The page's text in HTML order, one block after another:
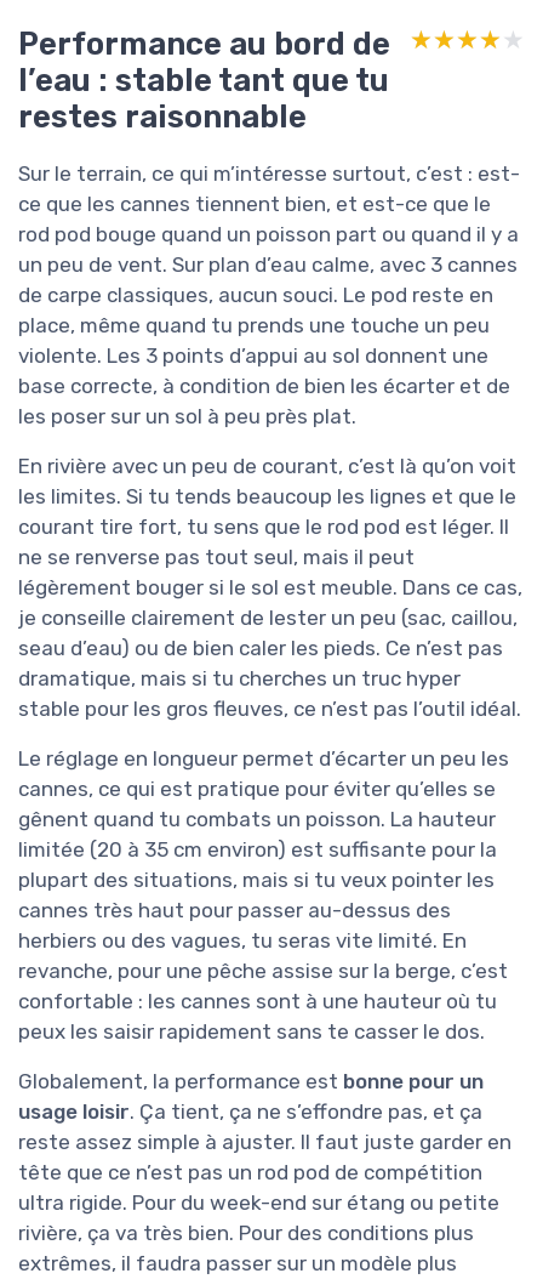
Performance au bord de
l’eau : stable tant que tu
restes raisonnable
★★★★★
★★★★★
Sur le terrain, ce qui m’intéresse surtout, c’est : est-
ce que les cannes tiennent bien, et est-ce que le
rod pod bouge quand un poisson part ou quand il y a
un peu de vent. Sur plan d’eau calme, avec 3 cannes
de carpe classiques, aucun souci. Le pod reste en
place, même quand tu prends une touche un peu
violente. Les 3 points d’appui au sol donnent une
base correcte, à condition de bien les écarter et de
les poser sur un sol à peu près plat.
En rivière avec un peu de courant, c’est là qu’on voit
les limites. Si tu tends beaucoup les lignes et que le
courant tire fort, tu sens que le rod pod est léger. Il
ne se renverse pas tout seul, mais il peut
légèrement bouger si le sol est meuble. Dans ce cas,
je conseille clairement de lester un peu (sac, caillou,
seau d’eau) ou de bien caler les pieds. Ce n’est pas
dramatique, mais si tu cherches un truc hyper
stable pour les gros fleuves, ce n’est pas l’outil idéal.
Le réglage en longueur permet d’écarter un peu les
cannes, ce qui est pratique pour éviter qu’elles se
gênent quand tu combats un poisson. La hauteur
limitée (20 à 35 cm environ) est suffisante pour la
plupart des situations, mais si tu veux pointer les
cannes très haut pour passer au-dessus des
herbiers ou des vagues, tu seras vite limité. En
revanche, pour une pêche assise sur la berge, c’est
confortable : les cannes sont à une hauteur où tu
peux les saisir rapidement sans te casser le dos.
Globalement, la performance est bonne pour un
usage loisir. Ça tient, ça ne s’effondre pas, et ça
reste assez simple à ajuster. Il faut juste garder en
tête que ce n’est pas un rod pod de compétition
ultra rigide. Pour du week-end sur étang ou petite
rivière, ça va très bien. Pour des conditions plus
extrêmes, il faudra passer sur un modèle plus